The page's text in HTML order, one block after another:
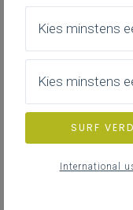
Duiding bij
II-Mech-a LPD
de opdracht,
Kies minstens
Kies minstens
SURF
International